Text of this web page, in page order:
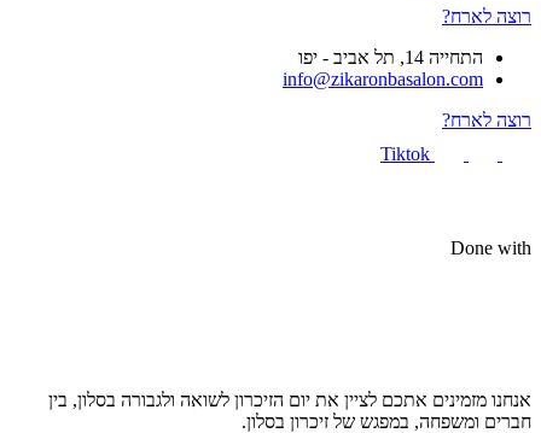
רוצה לארח?
התחייה 14, תל אביב - יפו
info@zikaronbasalon.com
רוצה לארח?
Tiktok
Done with
אנחנו מזמינים אתכם לציין את יום הזיכרון לשואה ולגבורה בסלון, בין
חברים ומשפחה, במפגש של זיכרון בסלון.